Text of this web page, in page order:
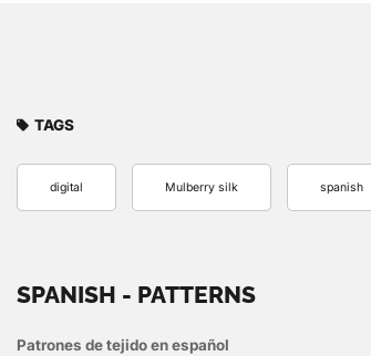
TAGS
digital Mulberry silk spanish
SPANISH - PATTERNS
Patrones de tejido en español